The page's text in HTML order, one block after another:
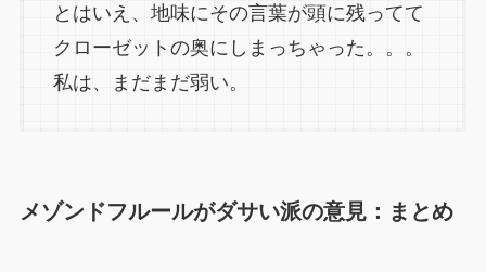
とはいえ、地味にその言葉が頭に残ってて
クローゼットの奥にしまっちゃった。。。
私は、まだまだ弱い。
メゾンドフルールがダサい派の意見：まとめ